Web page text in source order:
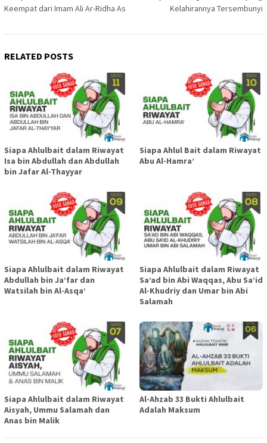
Keempat dari Imam Ali Ar-Ridha As
Kelahirannya Tersembunyi
RELATED POSTS
Siapa Ahlulbait dalam Riwayat
Isa bin Abdullah dan Abdullah
bin Jafar Al-Thayyar
Siapa Ahlul Bait dalam Riwayat
Abu Al-Hamra’
Siapa Ahlulbait dalam Riwayat
Abdullah bin Ja’far dan
Watsilah bin Al-Asqa’
Siapa Ahlulbait dalam Riwayat
Sa’ad bin Abi Waqqas, Abu Sa’id
Al-Khudriy dan Umar bin Abi
Salamah
Siapa Ahlulbait dalam Riwayat
Aisyah, Ummu Salamah dan
Anas bin Malik
Al-Ahzab 33 Bukti Ahlulbait
Adalah Maksum